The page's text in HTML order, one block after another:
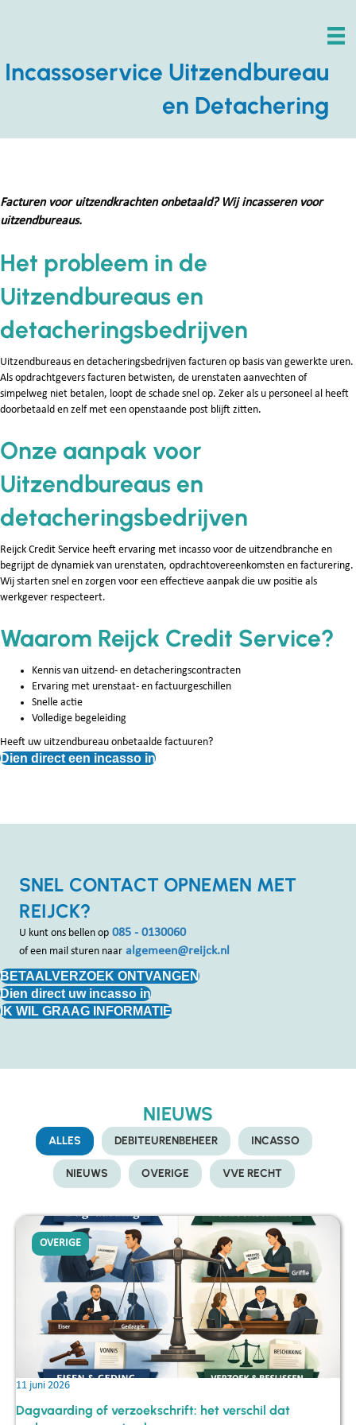
Incassoservice Uitzendbureau
en Detachering
Facturen voor uitzendkrachten onbetaald? Wij incasseren voor
uitzendbureaus.
Het probleem in de
Uitzendbureaus en
detacheringsbedrijven
Uitzendbureaus en detacheringsbedrijven facturen op basis van gewerkte uren.
Als opdrachtgevers facturen betwisten, de urenstaten aanvechten of
simpelweg niet betalen, loopt de schade snel op. Zeker als u personeel al heeft
doorbetaald en zelf met een openstaande post blijft zitten.
Onze aanpak voor
Uitzendbureaus en
detacheringsbedrijven
Reijck Credit Service heeft ervaring met incasso voor de uitzendbranche en
begrijpt de dynamiek van urenstaten, opdrachtovereenkomsten en facturering.
Wij starten snel en zorgen voor een effectieve aanpak die uw positie als
werkgever respecteert.
Waarom Reijck Credit Service?
Kennis van uitzend- en detacheringscontracten
Ervaring met urenstaat- en factuurgeschillen
Snelle actie
Volledige begeleiding
Heeft uw uitzendbureau onbetaalde factuuren?
Dien direct een incasso in
SNEL CONTACT OPNEMEN MET
REIJCK?
U kunt ons bellen op 085 - 0130060
of een mail sturen naar algemeen@reijck.nl
BETAALVERZOEK ONTVANGEN
Dien direct uw incasso in
IK WIL GRAAG INFORMATIE
NIEUWS
ALLES DEBITEURENBEHEER INCASSO
NIEUWS OVERIGE VVE RECHT
OVERIGE
11 juni 2026
Dagvaarding of verzoekschrift: het verschil dat